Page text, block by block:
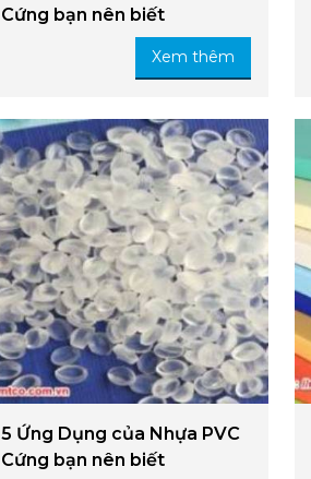
Cứng bạn nên biết
Xem thêm
5 Ứng Dụng của Nhựa PVC
Cứng bạn nên biết